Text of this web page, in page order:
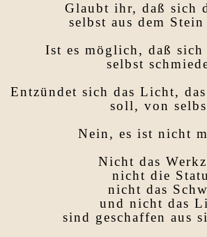
Glaubt ihr, daß sich
selbst aus dem
Ist es möglich, daß sich
selbst
Entzündet sich das Licht,
soll, von
Nein, es ist nicht
Nicht das
nicht die
nicht das
und nicht das
sind geschaffen aus